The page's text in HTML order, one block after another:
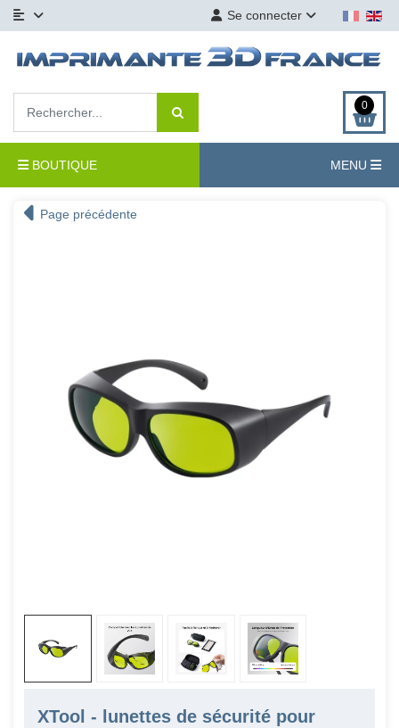
Se connecter
0
BOUTIQUE MENU
Page précédente
XTool - lunettes de sécurité pour